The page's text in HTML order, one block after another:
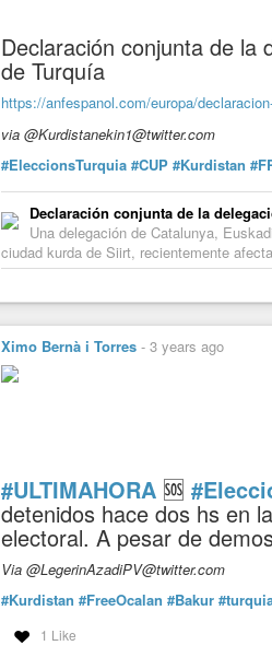
Declaración conjunta de la
de Turquía
https://anfespanol.com/europa/
via @Kurdistanekin1@twitter.com
#EleccionsTurquia #CUP #Kurdistan
Declaración conjunta de la
Una delegación de Catalunya,
ciudad kurda de Siirt, recientemente
Ximo Bernà i Torres - 3 years ago
#ULTIMAHORA 🆘
detenidos hace dos hs en
electoral. A pesar de
Via @LegerinAzadiPV@twitter.com
#Kurdistan #FreeOcalan #Bakur
1 Like